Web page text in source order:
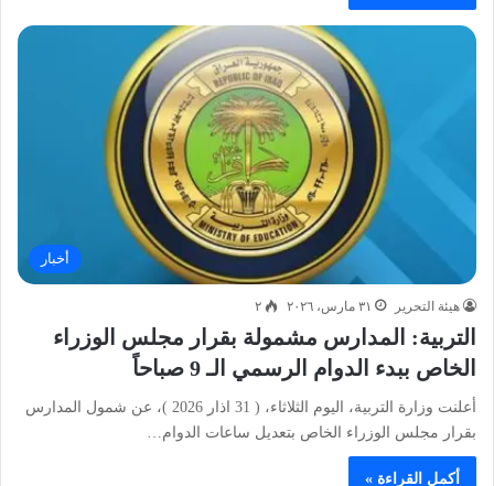
أخبار
هيئة التحرير ٣١ مارس، ٢٠٢٦ ٢
التربية: المدارس مشمولة بقرار مجلس الوزراء
الخاص ببدء الدوام الرسمي الـ 9 صباحاً
أعلنت وزارة التربية، اليوم الثلاثاء، ( 31 اذار 2026 )، عن شمول المدارس
بقرار مجلس الوزراء الخاص بتعديل ساعات الدوام…
أكمل القراءة »